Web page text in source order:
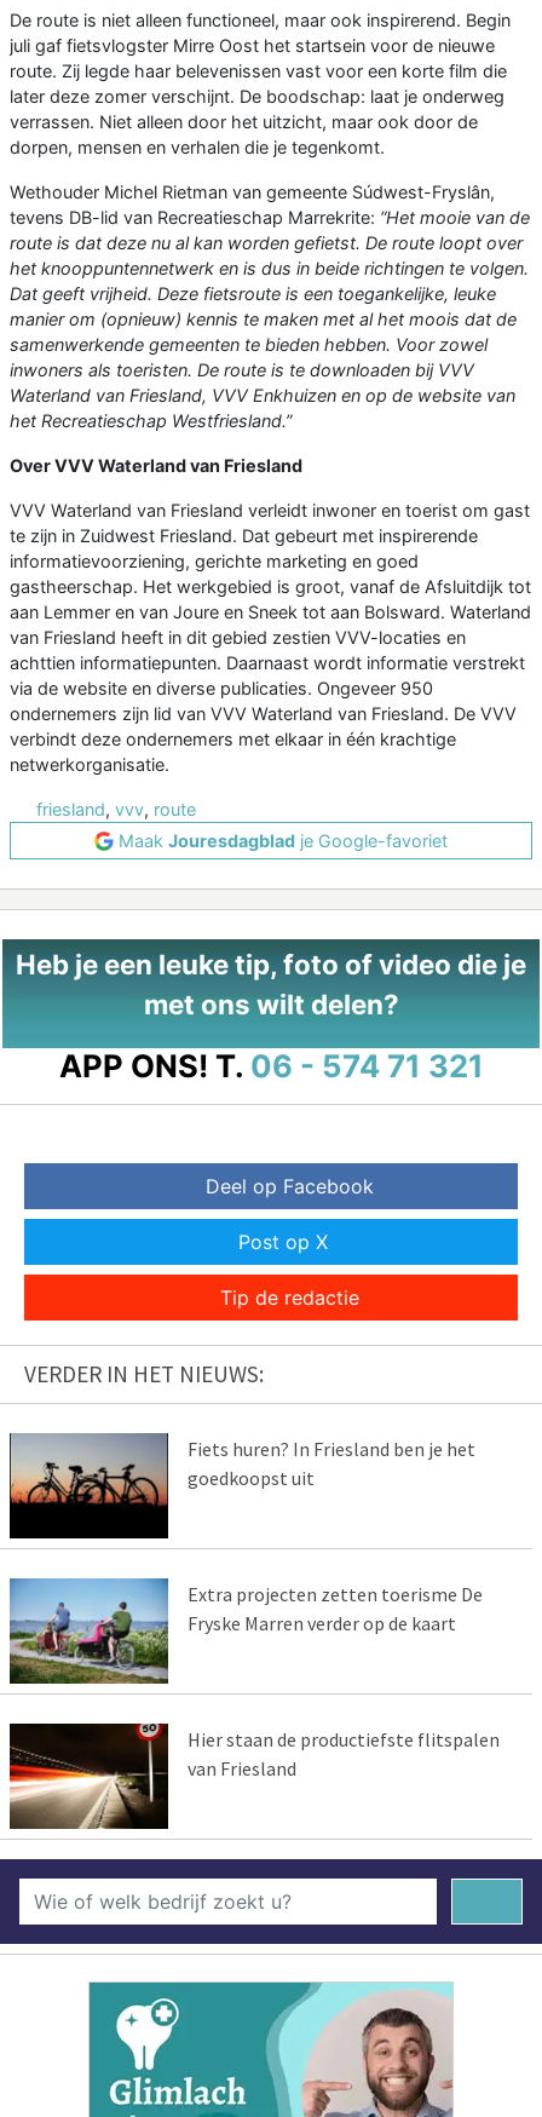
De route is niet alleen functioneel, maar ook inspirerend. Begin
juli gaf fietsvlogster Mirre Oost het startsein voor de nieuwe
route. Zij legde haar belevenissen vast voor een korte film die
later deze zomer verschijnt. De boodschap: laat je onderweg
verrassen. Niet alleen door het uitzicht, maar ook door de
dorpen, mensen en verhalen die je tegenkomt.
Wethouder Michel Rietman van gemeente Súdwest-Fryslân,
tevens DB-lid van Recreatieschap Marrekrite: “Het mooie van de
route is dat deze nu al kan worden gefietst. De route loopt over
het knooppuntennetwerk en is dus in beide richtingen te volgen.
Dat geeft vrijheid. Deze fietsroute is een toegankelijke, leuke
manier om (opnieuw) kennis te maken met al het moois dat de
samenwerkende gemeenten te bieden hebben. Voor zowel
inwoners als toeristen. De route is te downloaden bij VVV
Waterland van Friesland, VVV Enkhuizen en op de website van
het Recreatieschap Westfriesland.”
Over VVV Waterland van Friesland
VVV Waterland van Friesland verleidt inwoner en toerist om gast
te zijn in Zuidwest Friesland. Dat gebeurt met inspirerende
informatievoorziening, gerichte marketing en goed
gastheerschap. Het werkgebied is groot, vanaf de Afsluitdijk tot
aan Lemmer en van Joure en Sneek tot aan Bolsward. Waterland
van Friesland heeft in dit gebied zestien VVV-locaties en
achttien informatiepunten. Daarnaast wordt informatie verstrekt
via de website en diverse publicaties. Ongeveer 950
ondernemers zijn lid van VVV Waterland van Friesland. De VVV
verbindt deze ondernemers met elkaar in één krachtige
netwerkorganisatie.
friesland, vvv, route
Maak Jouresdagblad je Google-favoriet
Heb je een leuke tip, foto of video die je
met ons wilt delen?
APP ONS! T. 06 - 574 71 321
Deel op Facebook
Post op X
Tip de redactie
VERDER IN HET NIEUWS:
Fiets huren? In Friesland ben je het
goedkoopst uit
Extra projecten zetten toerisme De
Fryske Marren verder op de kaart
Hier staan de productiefste flitspalen
van Friesland